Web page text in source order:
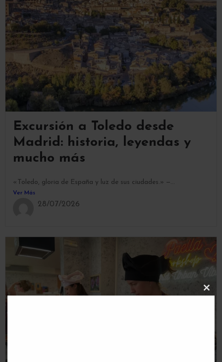
Excursión a Toledo desde
Madrid: historia, leyendas y
mucho más
«Toledo, gloria de España y luz de sus ciudades.» —...
Ver Más
28/07/2026